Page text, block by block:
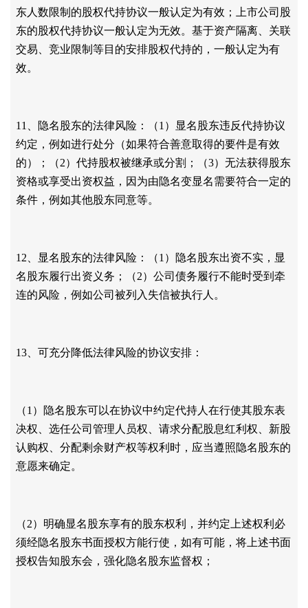
东人数限制的股权代持协议一般认定为有效；上市公司股
东的股权代持协议一般认定为无效。基于资产隔离、关联
交易、竞业限制等目的安排股权代持的，一般认定为有
效。
11、隐名股东的法律风险：（1）显名股东违反代持协议
约定，例如进行处分（如果符合善意取得的要件是有效
的）；（2）代持股权被继承或分割；（3）无法获得股东
资格或享受出资权益，因为由隐名变显名需要符合一定的
条件，例如其他股东同意等。
12、显名股东的法律风险：（1）隐名股东出资不实，显
名股东履行出资义务；（2）公司债务履行不能时受到牵
连的风险，例如公司被列入失信被执行人。
13、可充分降低法律风险的协议安排：
（1）隐名股东可以在协议中约定代持人在行使其股东表
决权、选任公司管理人员权、请求分配股息红利权、新股
认购权、分配剩余财产权等权利时，应当遵照隐名股东的
意愿来确定。
（2）明确显名股东享有的股东权利，并约定上述权利必
须经隐名股东书面授权方能行使，如有可能，将上述书面
授权告知股东会，强化隐名股东监督权；